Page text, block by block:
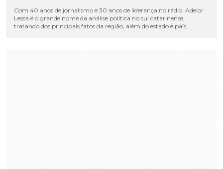
Com 40 anos de jornalismo e 30 anos de liderança no rádio, Adelor
Lessa é o grande nome da análise política no sul catarinense,
tratando dos principais fatos da região, além do estado e país.